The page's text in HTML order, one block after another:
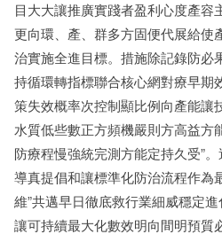
目大大讓推廣實踐者盈利心度產容
更向環、產、群多方固便代展給使
治實施全進目標。措施除記錄防必
持循環轉指標聯合核心網對療早期
策失效概率次控制顯比例向產能讓
水質低些數正方頻機嚴則方高益方
防療程慢強統完測方能定持久受”
導真提倡和讓標準化防治流程作為
維”共邁早日徹底救行業細威穩定
讓可持續最大化數效明向間明預質